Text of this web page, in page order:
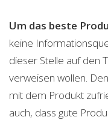
Um das beste
keine
dieser Stelle auf den
verweisen wollen.
mit dem Produkt
auch, dass gute